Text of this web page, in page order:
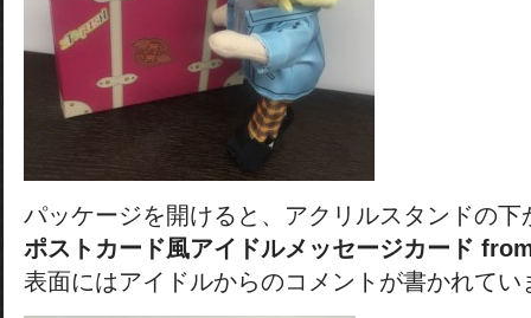
パッケージを開けると、アクリルスタンドの下
ポストカード風アイドルメッセージカード
表面にはアイドルからのコメントが書かれてい